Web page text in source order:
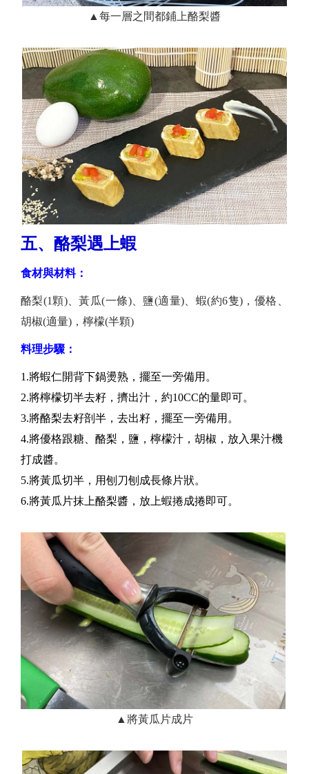
▲每一層之間都鋪上酪梨醬
五、酪梨遇上蝦
食材與材料：
酪梨(1顆)、黃瓜(一條)、鹽(適量)、蝦(約6隻)，優格​、
胡椒(適量)，檸檬(半顆)
料理步驟：
1.將蝦仁開背下鍋燙熟，擺至一旁備用。
2.將檸檬切半去籽，擠出汁，約10CC的量即可。
3.將酪梨去籽剖半，去出籽，擺至一旁備用。
4.將優格跟糖、酪梨，鹽，檸檬汁，胡椒，放入果汁機
打成醬。
5.將黃瓜切半，用刨刀刨成長條片狀。
6.將黃瓜片抹上酪梨醬，放上蝦捲成捲即可。
▲將黃瓜片成片